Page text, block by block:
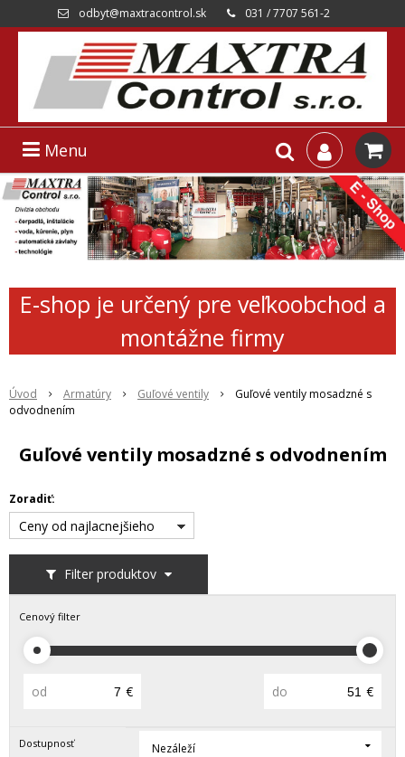
odbyt@maxtracontrol.sk 031 / 7707 561-2
Menu
E-shop je určený pre veľkoobchod a
montážne firmy
Úvod Armatúry Guľové ventily
Guľové ventily mosadzné s
odvodnením
Guľové ventily mosadzné s odvodnením
Filter produktov
Zoradiť:
Ceny od najlacnejšieho
Cenový filter
od € do €
Dostupnosť Nezáleží